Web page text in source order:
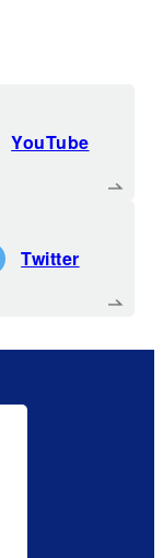
YouTube
Twitter